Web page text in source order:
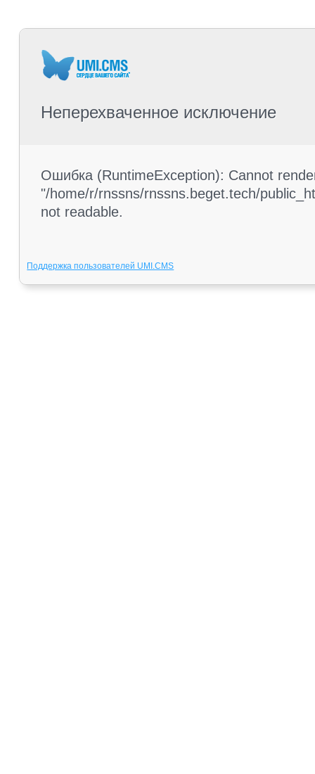
Неперехваченное исключение
Ошибка (RuntimeException): Cannot
"/home/r/rnssns/rnssns.beget.tech/
not readable.
Поддержка пользователей UMI.CMS